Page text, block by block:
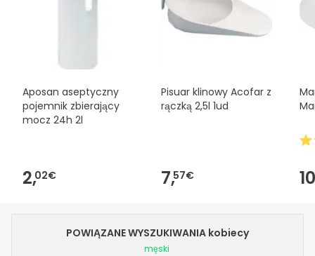
Aposan aseptyczny
pojemnik zbierający
mocz 24h 2l
2,02€
Pisuar klinowy Acofar z
rączką 2,5l 1ud
7,57€
POWIĄZANE WYSZUKIWANIA kobiecy
męski